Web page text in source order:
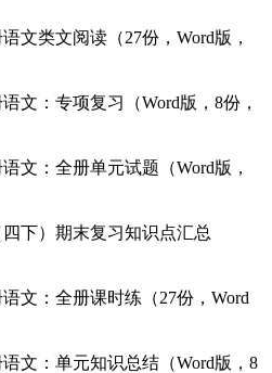
类文阅读（27份，Word版，
：专项复习（Word版，8份，
：全册单元试题（Word版，
）期末复习知识点汇总
：全册课时练（27份，Word
：单元知识总结（Word版，8